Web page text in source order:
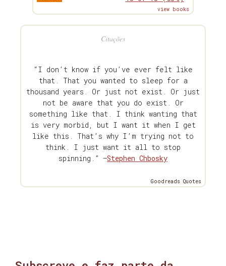
view books
Citações
“I don’t know if you’ve ever felt like
that. That you wanted to sleep for a
thousand years. Or just not exist. Or just
not be aware that you do exist. Or
something like that. I think wanting that
is very morbid, but I want it when I get
like this. That’s why I’m trying not to
think. I just want it all to stop
spinning.” —Stephen Chbosky
Goodreads Quotes